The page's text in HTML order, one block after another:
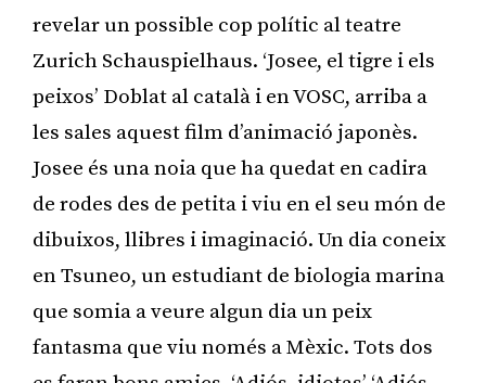
revelar un possible cop polític al teatre
Zurich Schauspielhaus. ‘Josee, el tigre i els
peixos’ Doblat al català i en VOSC, arriba a
les sales aquest film d’animació japonès.
Josee és una noia que ha quedat en cadira
de rodes des de petita i viu en el seu món de
dibuixos, llibres i imaginació. Un dia coneix
en Tsuneo, un estudiant de biologia marina
que somia a veure algun dia un peix
fantasma que viu només a Mèxic. Tots dos